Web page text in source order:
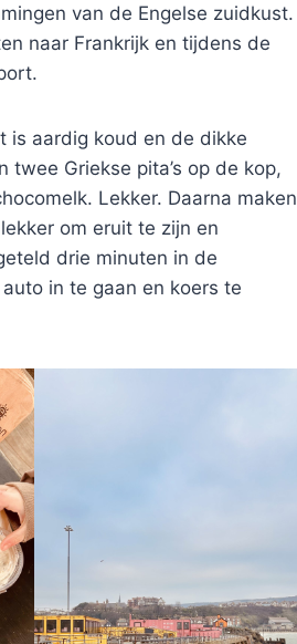
van de Engelse zuidkust.
naar Frankrijk en tijdens de
is aardig koud en de dikke
twee Griekse pita’s op de kop,
Lekker. Daarna maken
om eruit te zijn en
drie minuten in de
in te gaan en koers te